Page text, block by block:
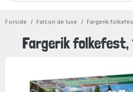
Forside Falcon de luxe Fargerik
Fargerik folkefest,